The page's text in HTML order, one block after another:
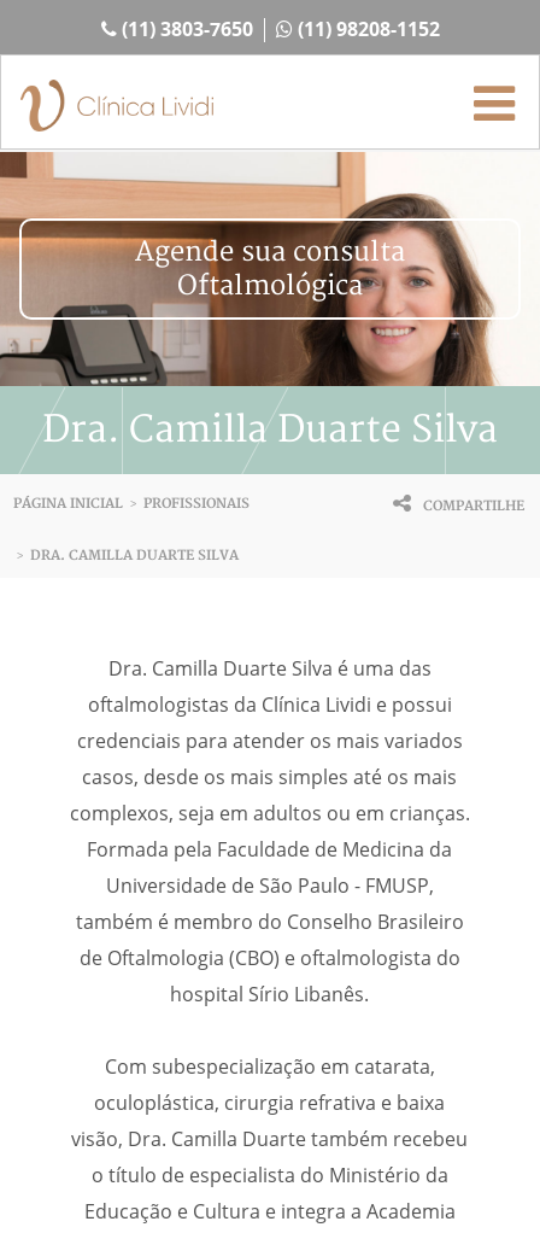
Agende sua consulta
Oftalmológica
(11) 3803-7650 (11) 98208-1152
Dra. Camilla Duarte Silva
PÁGINA INICIAL > PROFISSIONAIS
> DRA. CAMILLA DUARTE SILVA
COMPARTILHE
Dra. Camilla Duarte Silva é uma das
oftalmologistas da Clínica Lividi e possui
credenciais para atender os mais variados
casos, desde os mais simples até os mais
complexos, seja em adultos ou em crianças.
Formada pela Faculdade de Medicina da
Universidade de São Paulo - FMUSP,
também é membro do Conselho Brasileiro
de Oftalmologia (CBO) e oftalmologista do
hospital Sírio Libanês.
Com subespecialização em catarata,
oculoplástica, cirurgia refrativa e baixa
visão, Dra. Camilla Duarte também recebeu
o título de especialista do Ministério da
Educação e Cultura e integra a Academia